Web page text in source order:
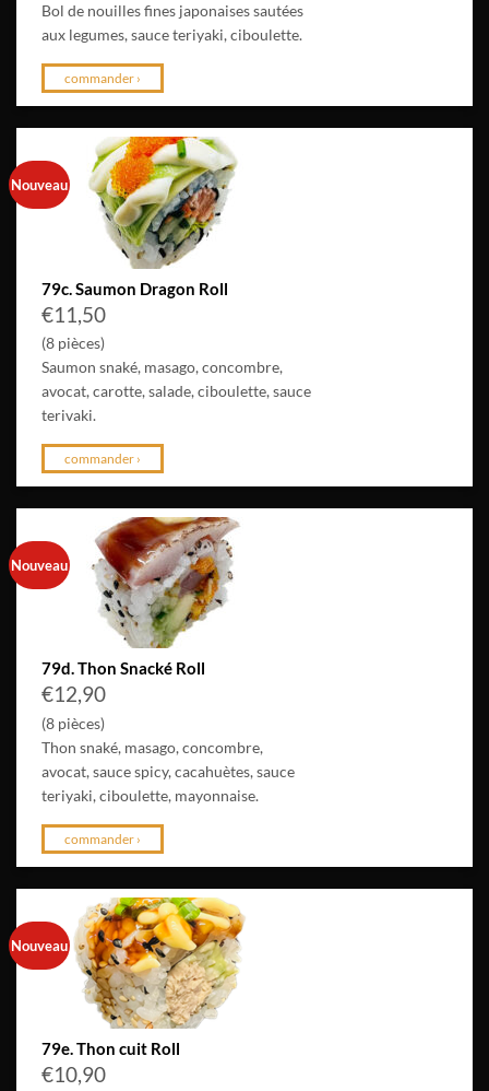
Bol de nouilles fines japonaises sautées
aux legumes, sauce teriyaki, ciboulette.
commander ›
Nouveau
79c. Saumon Dragon Roll
€11,50
(8 pièces)
Saumon snaké, masago, concombre,
avocat, carotte, salade, ciboulette, sauce
terivaki.
commander ›
Nouveau
79d. Thon Snacké Roll
€12,90
(8 pièces)
Thon snaké, masago, concombre,
avocat, sauce spicy, cacahuètes, sauce
teriyaki, ciboulette, mayonnaise.
commander ›
Nouveau
79e. Thon cuit Roll
€10,90